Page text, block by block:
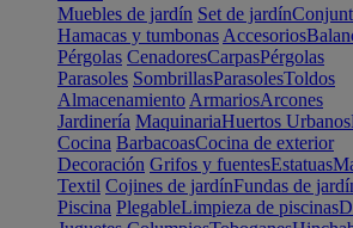
Muebles de jardín Set de jardín
Hamacas y tumbonas Accesorios
Pérgolas CenadoresCarpasPérgolas
Parasoles SombrillasParasolesToldos
Almacenamiento ArmariosArcones
Jardinería MaquinariaHuertos Urbanos
Cocina BarbacoasCocina de exterior
Decoración Grifos y fuentesEstatuas
Textil Cojines de jardínFundas de
Piscina PlegableLimpieza de piscinas